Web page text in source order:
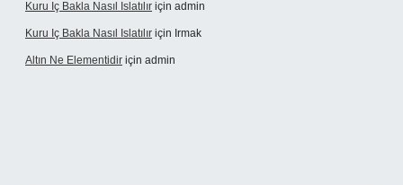
Kuru Iç Bakla Nasıl Islatılır için admin
Kuru Iç Bakla Nasıl Islatılır için Irmak
Altın Ne Elementidir için admin